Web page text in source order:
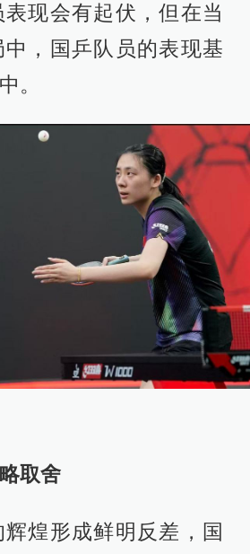
现会有起伏，但在当
，国乒队员的表现基
。
取舍
煌形成鲜明反差，国